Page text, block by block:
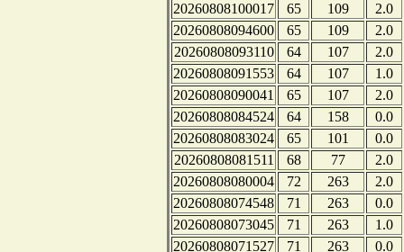
20260808100017
65 109
2.0
20260808094600
65 109
2.0
20260808093110
64 107
2.0
20260808091553
64 107
1.0
20260808090041
65 107
2.0
20260808084524
64 158
0.0
20260808083024
65 101
0.0
20260808081511
68 77
2.0
20260808080004
72 263
2.0
20260808074548
71 263
0.0
20260808073045
71 263
1.0
20260808071527
71 263
0.0